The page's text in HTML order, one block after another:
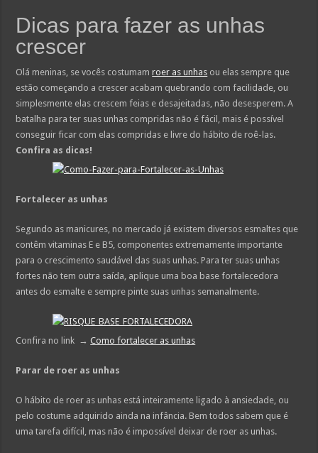
Dicas para fazer as unhas
crescer
Olá meninas, se vocês costumamroer as unhas ou elas sempre que
estão começando a crescer acabam quebrando com facilidade, ou
simplesmente elas crescem feias e desajeitadas, não desesperem. A
batalha para ter suas unhas compridas não é fácil, mais é possível
conseguir ficar com elas compridas e livre do hábito de roê-las.
Confira as dicas!
Fortalecer as unhas
Segundo as manicures, no mercado já existem diversos esmaltes que
contêm vitaminas E e B5, componentes extremamente importante
para o crescimento saudável das suas unhas. Para ter suas unhas
fortes não tem outra saída, aplique uma boa base fortalecedora
antes do esmalte e sempre pinte suas unhas semanalmente.
Confira no link →Como fortalecer as unhas
Parar de roer as unhas
O hábito de roer as unhas está inteiramente ligado à ansiedade, ou
pelo costume adquirido ainda na infância. Bem todos sabem que é
uma tarefa difícil, mas não é impossível deixar de roer as unhas.